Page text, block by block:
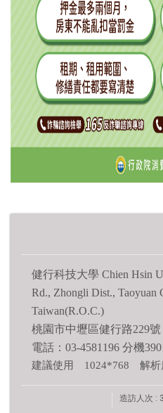
健行科技大學 Chien Hsin
Rd., Zhongli Dist., Taoyuan
Taiwan(R.O.C.)
桃園市中壢區健行路229號
電話：03-4581196 分機
建議使用 1024*768 解析
造訪人次 :